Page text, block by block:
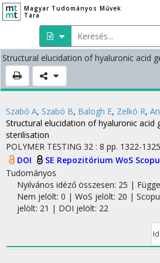
Magyar Tudományos Művek
Tára
Structural elucidation of hyaluronic acid
Szabó A, Szabó B, Balogh E, Zelkó R,
Structural elucidation of hyaluronic acid
sterilisation
POLYMER TESTING 32 : 8 pp. 1322-
DOI
SE Repozitórium WoS
Tudományos
Nyilvános idéző összesen: 25 |
Nem jelölt: 0 | WoS jelölt: 20 |
jelölt: 21 | DOI jelölt: 22